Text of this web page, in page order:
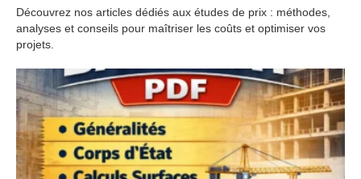
Découvrez nos articles dédiés aux études de prix : méthodes,
analyses et conseils pour maîtriser les coûts et optimiser vos
projets.